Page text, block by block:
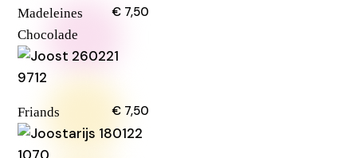
Madeleines
Chocolade
€ 7,50
Friands € 7,50